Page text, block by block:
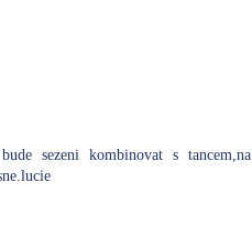
sezeni kombinovat s tancem,na